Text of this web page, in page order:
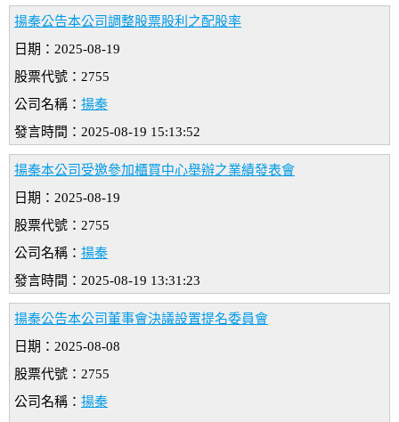
揚秦公告本公司調整股票股利之配股率
日期：2025-08-19
股票代號：2755
公司名稱： 揚秦
發言時間：2025-08-19 15:13:52
揚秦本公司受邀參加櫃買中心舉辦之業績發表會
日期：2025-08-19
股票代號：2755
公司名稱： 揚秦
發言時間：2025-08-19 13:31:23
揚秦公告本公司董事會決議設置提名委員會
日期：2025-08-08
股票代號：2755
公司名稱： 揚秦